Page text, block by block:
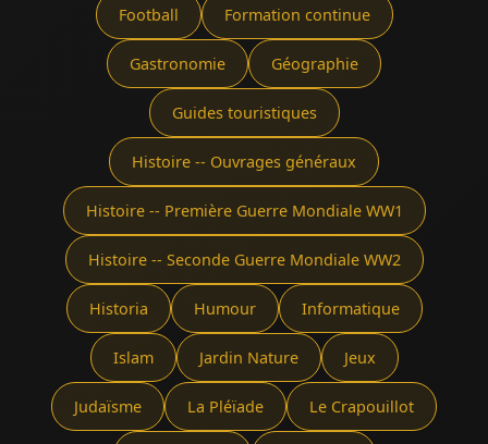
Football Formation continue
Gastronomie Géographie
Guides touristiques
Histoire -- Ouvrages généraux
Histoire -- Première Guerre Mondiale WW1
Histoire -- Seconde Guerre Mondiale WW2
Historia Humour Informatique
Islam Jardin Nature Jeux
Judaïsme La Pléïade Le Crapouillot